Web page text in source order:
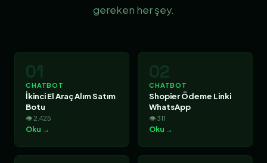
gereken her şey.
01
CHATBOT
İkinci El Araç Alım Satım
Botu
👁 2.425
Oku →
02
CHATBOT
Shopier Ödeme Linki
WhatsApp
👁 311
Oku →